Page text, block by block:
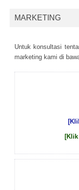
MARKETING
Untuk kоnsultаsі
mаrkеtіng kаmі dі
[Klik